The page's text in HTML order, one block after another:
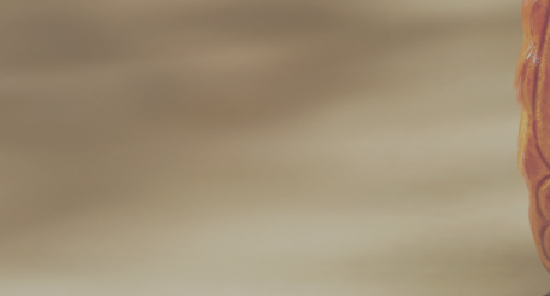
家鄉餅食｜香港製造
奇華LINE FRIENDS